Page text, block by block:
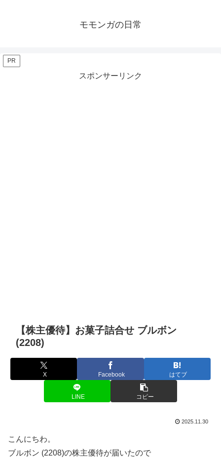
モモンガの日常
PR
スポンサーリンク
【株主優待】お菓子詰合せ ブルボン
(2208)
X Facebook はてブ
LINE コピー
2025.11.30
こんにちわ。
ブルボン (2208)の株主優待が届いたので